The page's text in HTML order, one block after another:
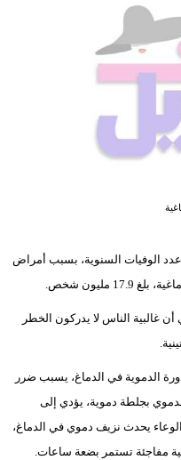
عدد الوفيات السنوية، بسبب أمراض
مليون شخص.
غالبية الناس لا يدركون الخطر
الدموية في الدماغ، يسبب ضرر
بجلطة دموية، يؤدي إلى
يحدث نزيف دموي في الدماغ،
مفاجئة تستمر بضعة ساعات.